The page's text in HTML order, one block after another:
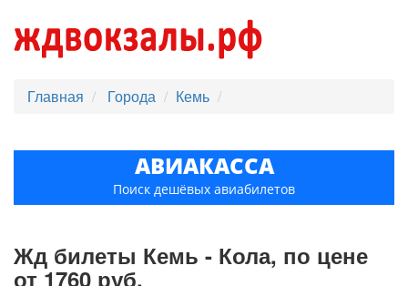
Главная Города Кемь
АВИАКАССА
Поиск дешёвых авиабилетов
Жд билеты Кемь - Кола, по цене
от 1760 руб.